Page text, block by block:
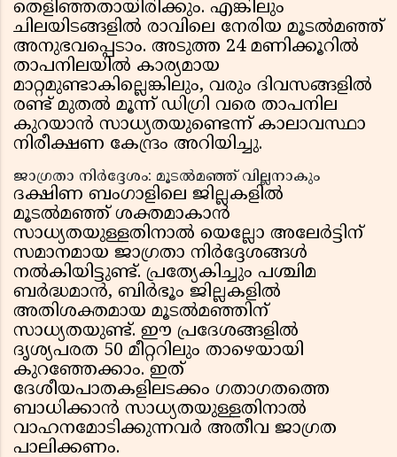
തെളിഞ്ഞതായിരിക്കും. എങ്കിലും
ചിലയിടങ്ങളിൽ രാവിലെ നേരിയ മൂടൽമഞ്ഞ്
അനുഭവപ്പെടാം. അടുത്ത 24 മണിക്കൂറിൽ
താപനിലയിൽ കാര്യമായ
മാറ്റമുണ്ടാകില്ലെങ്കിലും, വരും ദിവസങ്ങളിൽ
രണ്ട് മുതൽ മൂന്ന് ഡിഗ്രി വരെ താപനില
കുറയാൻ സാധ്യതയുണ്ടെന്ന് കാലാവസ്ഥാ
നിരീക്ഷണ കേന്ദ്രം അറിയിച്ചു.
ജാഗ്രതാ നിർദ്ദേശം: മൂടൽമഞ്ഞ് വില്ലനാകും
ദക്ഷിണ ബംഗാളിലെ ജില്ലകളിൽ
മൂടൽമഞ്ഞ് ശക്തമാകാൻ
സാധ്യതയുള്ളതിനാൽ യെല്ലോ അലേർട്ടിന്
സമാനമായ ജാഗ്രതാ നിർദ്ദേശങ്ങൾ
നൽകിയിട്ടുണ്ട്. പ്രത്യേകിച്ചും പശ്ചിമ
ബർദ്ധമാൻ, ബിർഭൂം ജില്ലകളിൽ
അതിശക്തമായ മൂടൽമഞ്ഞിന്
സാധ്യതയുണ്ട്. ഈ പ്രദേശങ്ങളിൽ
ദൃശ്യപരത 50 മീറ്ററിലും താഴെയായി
കുറഞ്ഞേക്കാം. ഇത്
ദേശീയപാതകളിലടക്കം ഗതാഗതത്തെ
ബാധിക്കാൻ സാധ്യതയുള്ളതിനാൽ
വാഹനമോടിക്കുന്നവർ അതീവ ജാഗ്രത
പാലിക്കണം.